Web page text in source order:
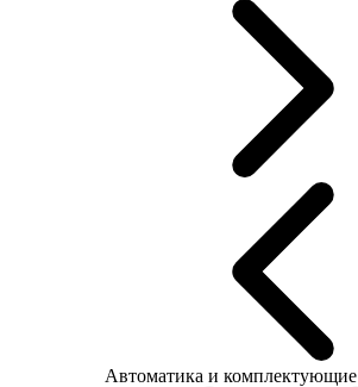
Автоматика и комплектующие